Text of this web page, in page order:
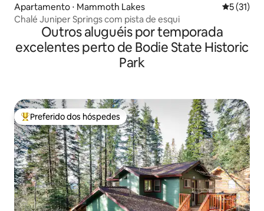
Apartamento ⋅ Mammoth Lakes 5 de uma
5 (31)
Chalé Juniper Springs com pista de esqui
Outros aluguéis por temporada
excelentes perto de Bodie State Historic
Park
Entre os melhores preferidos dos hóspedes
Preferido dos hóspedes